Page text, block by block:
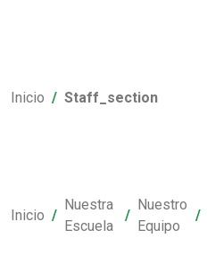
Inicio Staff_section
Inicio
Nuestra
Escuela
Nuestro
Equipo